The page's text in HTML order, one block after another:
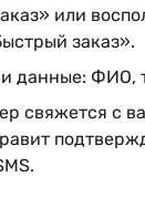
или
заказ».
данные: ФИО,
свяжется с